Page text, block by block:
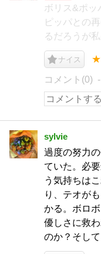
ボリス&ポッ
ピッパとの
るだろうが
ナイス
コメント(0)
sylvie
過度の努力
ていた。必
う気持ちは
り、テオが
かる。ボロ
優しさに救
のか？そし